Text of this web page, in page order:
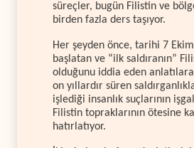
süreçler, bugün Filistin ve
birden fazla ders taşıyor.
Her şeyden önce, tarihi 7
başlatan ve “ilk saldıranın”
olduğunu iddia eden anlatılara
on yıllardır süren
işlediği insanlık suçlarının
Filistin topraklarının ötesine
hatırlatıyor.